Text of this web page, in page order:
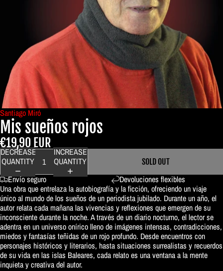
Santiago Miró
Mis sueños rojos
€19,90 EUR
DECREASE
QUANTITY
INCREASE
QUANTITY
SOLD OUT
Envío seguro
Devoluciones flexibles
Una obra que entrelaza la autobiografía y la ficción, ofreciendo un viaje
único al mundo de los sueños de un periodista jubilado. Durante un año, el
autor relata cada mañana las vivencias y reflexiones que emergen de su
inconsciente durante la noche. A través de un diario nocturno, el lector se
adentra en un universo onírico lleno de imágenes intensas, contradicciones,
miedos y fantasías teñidas de un rojo profundo. Desde encuentros con
personajes históricos y literarios, hasta situaciones surrealistas y recuerdos
de su vida en las islas Baleares, cada relato es una ventana a la mente
inquieta y creativa del autor.